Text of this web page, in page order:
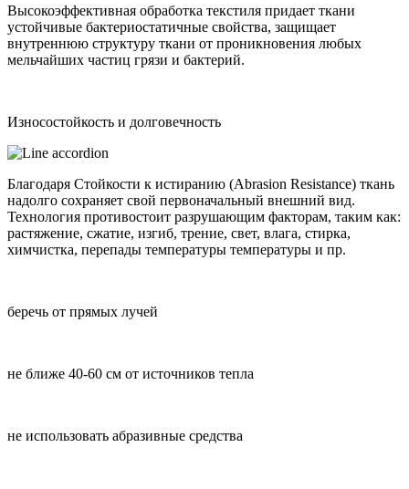
Высокоэффективная обработка текстиля придает ткани
устойчивые бактериостатичные свойства, защищает
внутреннюю структуру ткани от проникновения любых
мельчайших частиц грязи и бактерий.
Износостойкость и долговечность
Благодаря Стойкости к истиранию (Abrasion Resistance) ткань
надолго сохраняет свой первоначальный внешний вид.
Технология противостоит разрушающим факторам, таким как:
растяжение, сжатие, изгиб, трение, свет, влага, стирка,
химчистка, перепады температуры температуры и пр.
беречь от прямых лучей
не ближе 40-60 см от источников тепла
не использовать абразивные средства